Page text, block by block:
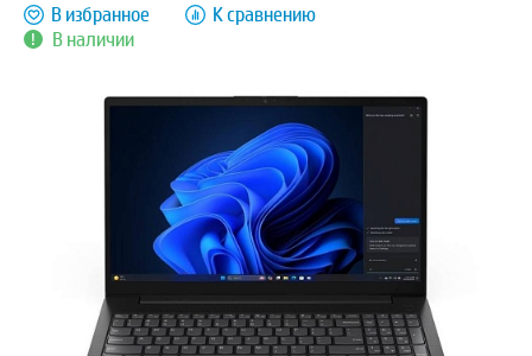
В наличии
В избранное К сравнению